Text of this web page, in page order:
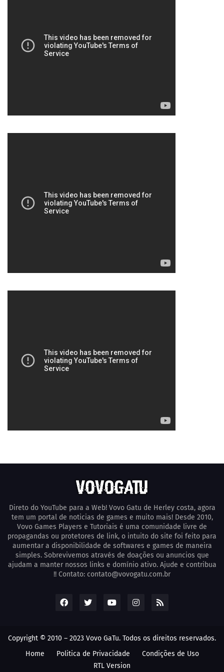
Direto do YouTube para a Web! Vovo Gatu de Herley costa, agora
tem um portal de noticias de games e muito mais! Desde 2010,
Vovo Games Players e Tutoriais é uma comunidade livre de
propagandas ou protetores de link, o intuito do site foi feito para
aumentar a disponibilidade de softwares e games de maneira
simples. Sobrevivemos através de doações ou anuncios que
ajudam a manter nossos links e domínio ativo. Ajude e contribua
!! Contato: contato@vovogatu.com.br
Copyright © 2010 – 2023 Vovo GaTu. Todos os direitos reservados.
Home
Poli­tica de Privacidade
Condições de Uso
RTL Version